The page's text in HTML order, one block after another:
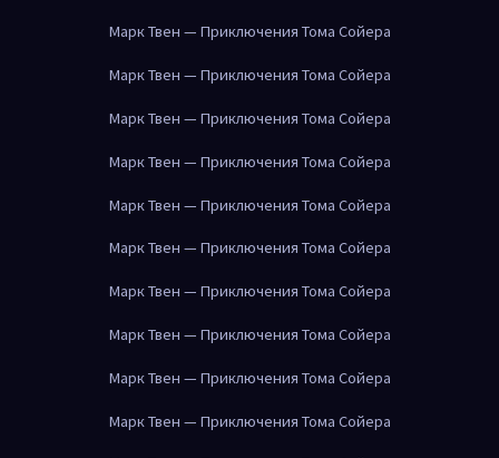
Марк Твен — Приключения Тома Сойера
Марк Твен — Приключения Тома Сойера
Марк Твен — Приключения Тома Сойера
Марк Твен — Приключения Тома Сойера
Марк Твен — Приключения Тома Сойера
Марк Твен — Приключения Тома Сойера
Марк Твен — Приключения Тома Сойера
Марк Твен — Приключения Тома Сойера
Марк Твен — Приключения Тома Сойера
Марк Твен — Приключения Тома Сойера